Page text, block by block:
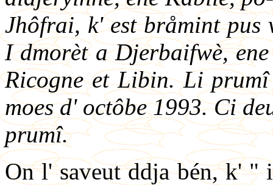
Jhôfrai, k' est bråmint
I dmorèt a Djerbaifwè,
Ricogne et Libin. Li
moes d' octôbe 1993. Ci
prumî.
On l' saveut ddja bén, k' "